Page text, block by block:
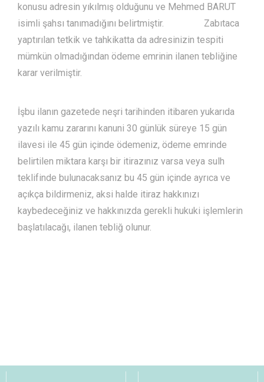
konusu adresin yıkılmış olduğunu ve Mehmed BARUT
isimli şahsı tanımadığını belirtmiştir. Zabıtaca
yaptırılan tetkik ve tahkikatta da adresinizin tespiti
mümkün olmadığından ödeme emrinin ilanen tebliğine
karar verilmiştir.
İşbu ilanın gazetede neşri tarihinden itibaren yukarıda
yazılı kamu zararını kanuni 30 günlük süreye 15 gün
ilavesi ile 45 gün içinde ödemeniz, ödeme emrinde
belirtilen miktara karşı bir itirazınız varsa veya sulh
teklifinde bulunacaksanız bu 45 gün içinde ayrıca ve
açıkça bildirmeniz, aksi halde itiraz hakkınızı
kaybedeceğiniz ve hakkınızda gerekli hukuki işlemlerin
başlatılacağı, ilanen tebliğ olunur.